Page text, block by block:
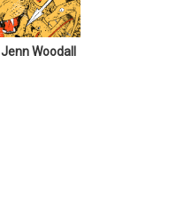
Jenn Woodall